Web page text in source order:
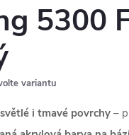
5300
variantu
světlé i tmavé povrchy –